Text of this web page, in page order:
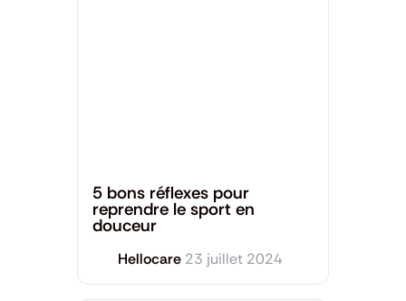
5 bons réflexes pour
reprendre le sport en
douceur
Hellocare 23 juillet 2024